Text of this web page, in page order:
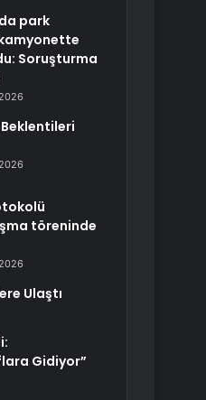
park
Soruşturma
töreninde
Ulaştı
Gidiyor”